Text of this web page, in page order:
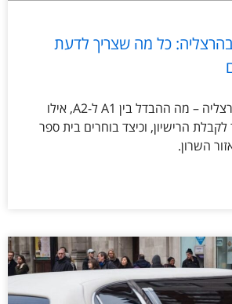
בהרצליה: כל מה שצריך לדעת
רישיון לקטנוע בהרצליה – מה ההבדל בין A1 ל-A2, אילו
הרישיון, וכיצד בוחרים בית ספר
השרון.